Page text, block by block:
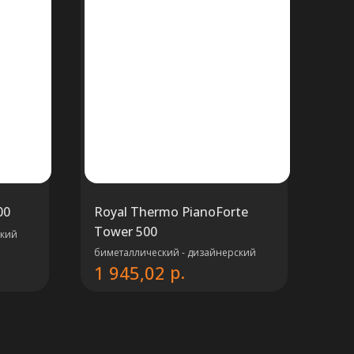
Royal Thermo PianoForte
Tower 500
биметаллический - дизайнерский
1 945,02 р.